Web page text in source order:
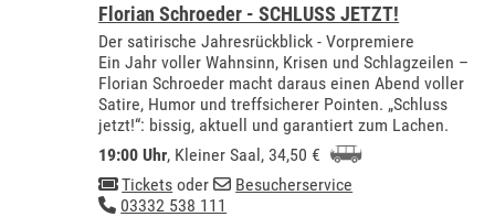
Florian Schroeder - SCHLUSS JETZT!
Der satirische Jahresrückblick - Vorpremiere
Ein Jahr voller Wahnsinn, Krisen und Schlagzeilen –
Florian Schroeder macht daraus einen Abend voller
Satire, Humor und treffsicherer Pointen. „Schluss
jetzt!“: bissig, aktuell und garantiert zum Lachen.
19:00 Uhr, Kleiner Saal, 34,50 €
Tickets oder
Besucherservice
03332 538 111